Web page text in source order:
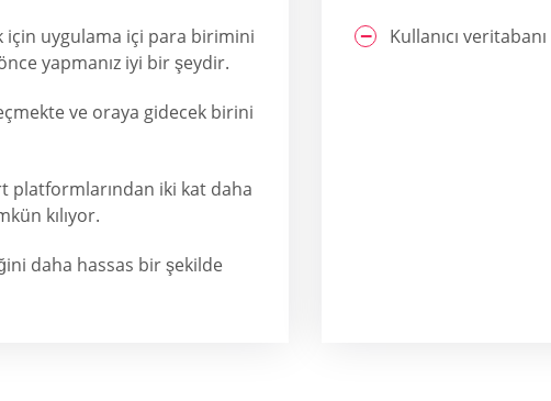
için uygulama içi para birimini
yapmanız iyi bir şeydir.
ve oraya gidecek birini
platformlarından iki kat daha
kılıyor.
daha hassas bir şekilde
Kullanıcı